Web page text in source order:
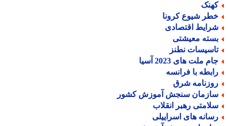
شیوع کرونا
اقتصادی
معیشتی
نطنز
ملت های 2023 آسیا
با فرانسه
شرق
سنجش آموزش کشور
رهبر انقلاب
های اسراییلی